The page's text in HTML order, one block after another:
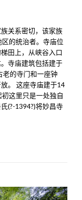
关系密切，该家族
的统治者。寺庙位
田上，从峡谷入口
寺庙建筑包括建于
老的寺门和一座钟
。 这座寺庙建于14
这里只是一处独自
(?-1394?)将妙昌寺